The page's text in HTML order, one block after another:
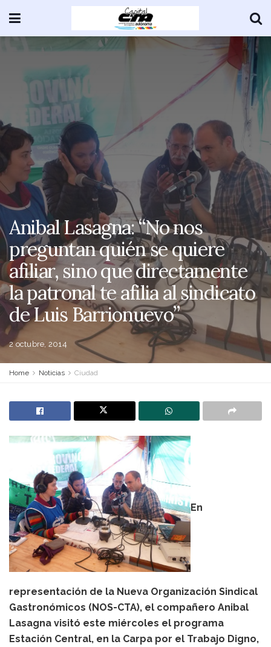
Anibal Lasagna: “No nos
preguntan quién se quiere
afiliar, sino que directamente
la patronal te afilia al sindicato
de Luis Barrionuevo”
2 octubre, 2014
Home Noticias Ciudad
En
representación de la Nueva Organización Sindical
Gastronómicos (NOS-CTA), el compañero Anibal
Lasagna visitó este miércoles el programa
Estación Central, en la Carpa por el Trabajo Digno,